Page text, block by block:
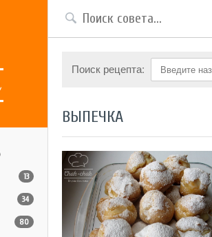
13
34
80
Поиск рецепта:
ВЫПЕЧКА